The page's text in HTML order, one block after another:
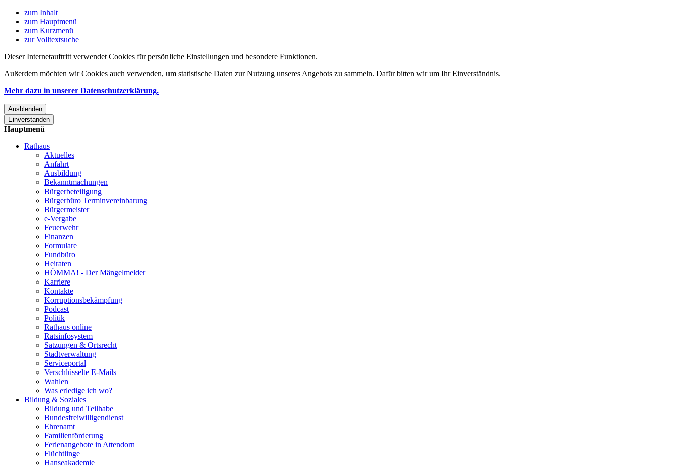
zum Inhalt
zum Hauptmenü
zum Kurzmenü
zur Volltextsuche
Dieser Internetauftritt verwendet Cookies für persönliche Einstellungen und besondere Funktionen.
Außerdem möchten wir Cookies auch verwenden, um statistische Daten zur Nutzung unseres Angebots zu sammeln. Dafür bitten wir um Ihr Einverständnis.
Mehr dazu in unserer Datenschutzerklärung.
Ausblenden
Einverstanden
Hauptmenü
Rathaus
Aktuelles
Anfahrt
Ausbildung
Bekanntmachungen
Bürgerbeteiligung
Bürgerbüro Terminvereinbarung
Bürgermeister
e-Vergabe
Feuerwehr
Finanzen
Formulare
Fundbüro
Heiraten
HÖMMA! - Der Mängelmelder
Karriere
Kontakte
Korruptionsbekämpfung
Podcast
Politik
Rathaus online
Ratsinfosystem
Satzungen & Ortsrecht
Stadtverwaltung
Serviceportal
Verschlüsselte E-Mails
Wahlen
Was erledige ich wo?
Bildung & Soziales
Bildung und Teilhabe
Bundesfreiwilligendienst
Ehrenamt
Familienförderung
Ferienangebote in Attendorn
Flüchtlinge
Hanseakademie